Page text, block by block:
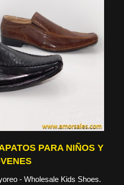
PARA NIÑOS Y
- Wholesale Kids Shoes.